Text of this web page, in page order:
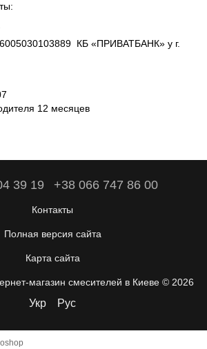
КБ «ПРИВАТБАНК» у г.
12 месяцев
39 19 +38 066 747 86 00
Контакты
Полная версия сайта
Карта сайта
магазин смесителей в Киеве © 2026
Укр Рус